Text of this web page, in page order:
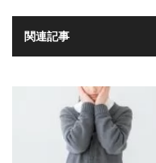
関連記事